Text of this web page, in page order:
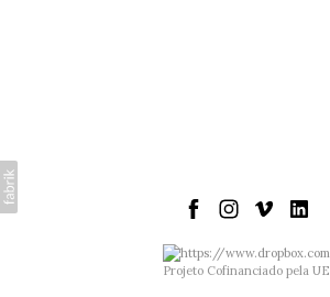
Projeto Cofinanciado pela UE